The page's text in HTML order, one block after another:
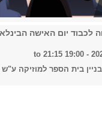
לכבוד יום האישה
19:00
21:15
בית הספר למוזיקה ע"ש